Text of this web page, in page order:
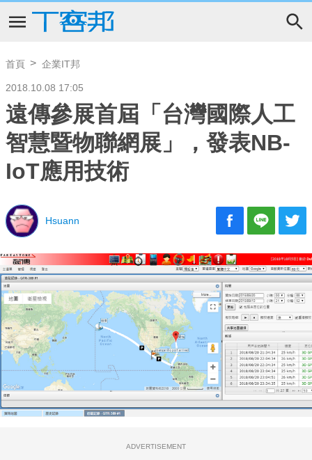
首頁 企業IT邦
2018.10.08 17:05
遠傳參展首屆「台灣國際人工
智慧暨物聯網展」，發表NB-
IoT應用技術
Hsuann
ADVERTISEMENT